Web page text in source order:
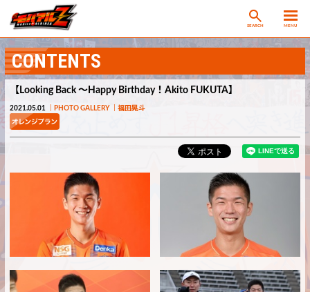
SEARCH MENU
CONTENTS
【Looking Back ～Happy Birthday！Akito FUKUTA】
2021.05.01 PHOTO GALLERY 福田晃斗